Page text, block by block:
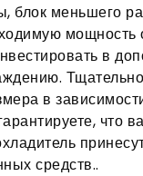
блок меньшего
мощность
в
в
что
средств..